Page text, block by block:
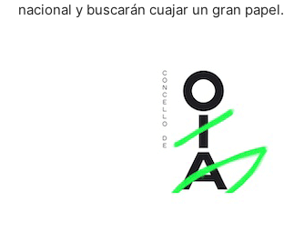
nacional y buscarán cuajar un gran papel.